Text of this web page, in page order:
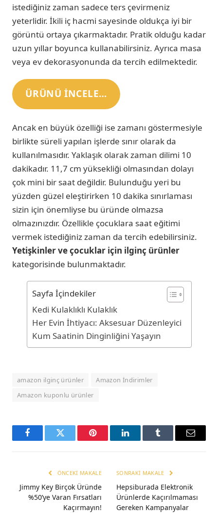
istediğiniz zaman sadece ters çevirmeniz
yeterlidir. İkili iç hacmi sayesinde oldukça iyi bir
görüntü ortaya çıkarmaktadır. Pratik olduğu kadar
uzun yıllar boyunca kullanabilirsiniz. Ayrıca masa
veya ev dekorasyonunda da tercih edilmektedir.
ÜRÜNÜ INCELE…
Ancak en büyük özelliği ise zamanı göstermesiyle
birlikte süreli yapılan işlerde sınır olarak da
kullanılmasıdır. Yaklaşık olarak zaman dilimi 10
dakikadır. 11,7 cm yüksekliği olmasından dolayı
çok mini bir saat değildir. Bulunduğu yeri bu
yüzden güzel eleştirirken 10 dakika sınırlaması
sizin için önemliyse bu üründe olmazsa
olmazınızdır. Özellikle çocuklara saat eğitimi
vermek istediğiniz zaman da tercih edebilirsiniz.
Yetişkinler ve çocuklar için ilginç ürünler
kategorisinde bulunmaktadır.
Sayfa İçindekiler
Kedi Kulaklıklı Kulaklık
Her Evin İhtiyacı: Aksesuar Düzenleyici
Kum Saatinin Dinginliğini Yaşayın
amazon ilginç ürünler
Amazon İndirimler
Amazon kuponlu ürünler
FacebookTwitter Pinterest LinkedInTumblr Email
ÖNCEKI MAKALE
Jimmy Key Birçok Üründe
%50’ye Varan Fırsatları
Kaçırmayın!
SONRAKI MAKALE
Hepsiburada Elektronik
Ürünlerde Kaçırılmaması
Gereken Kampanyalar